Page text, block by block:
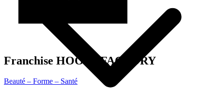
Franchise HOOPS FACTORY
Beauté – Forme – Santé